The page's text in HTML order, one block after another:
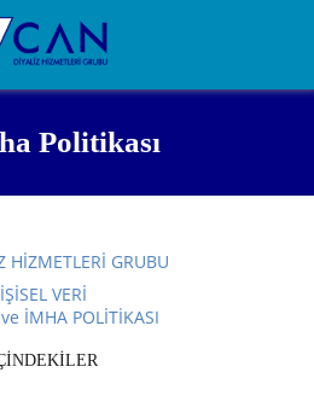
Politikası
HİZMETLERİ GRUBU
VERİ
İMHA POLİTİKASI